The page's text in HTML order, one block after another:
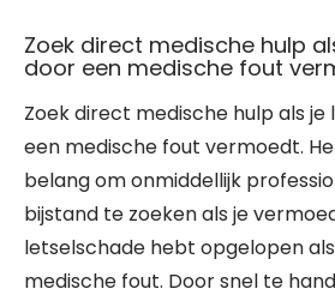
Zoek direct medische hulp
door een medische fout
Zoek direct medische hulp als
een medische fout vermoedt.
belang om onmiddellijk
bijstand te zoeken als je
letselschade hebt opgelopen
medische fout. Door snel te